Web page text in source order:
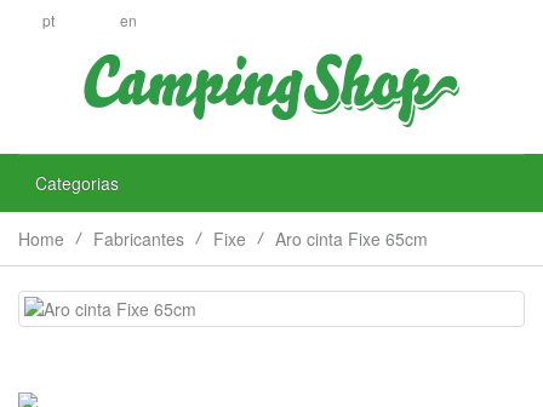
pt en
Categorias
Home Fabricantes Fixe Aro cinta Fixe 65cm